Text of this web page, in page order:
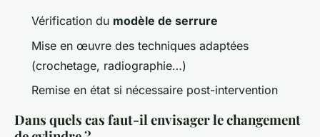
Vérification du modèle de serrure
Mise en œuvre des techniques adaptées
(crochetage, radiographie…)
Remise en état si nécessaire post-intervention
Dans quels cas faut-il envisager le changement